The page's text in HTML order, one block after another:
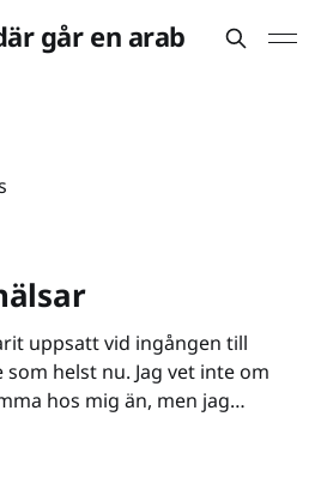
går en arab
uppsatt vid ingången till
helst nu. Jag vet inte om
hos mig än, men jag
ainudil/1463638705/]